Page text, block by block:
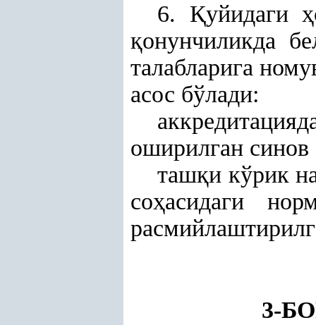
6. Қуйидаги ҳ
қонунчиликда
талабларига
асос бўлади:
оширилган синов
ташқи кўрик
соҳасидаги
3-